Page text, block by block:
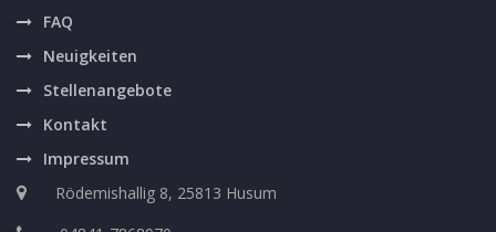
FAQ
Neuigkeiten
Stellenangebote
Kontakt
Impressum
Rödemishallig 8, 25813 Husum